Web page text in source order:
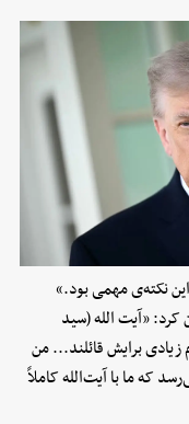
نکته‌ی مهمی بود.»
کرد: «آیت الله (سید
برایش قائلند... من
که ما با آیت‌الله کاملاً